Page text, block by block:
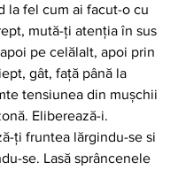
la fel cum ai facut-o cu
mută-ți atenția în sus
pe celălalt, apoi prin
gât, față până la
tensiunea din mușchii
Eliberează-i.
ți fruntea lărgindu-se si
se. Lasă sprâncenele